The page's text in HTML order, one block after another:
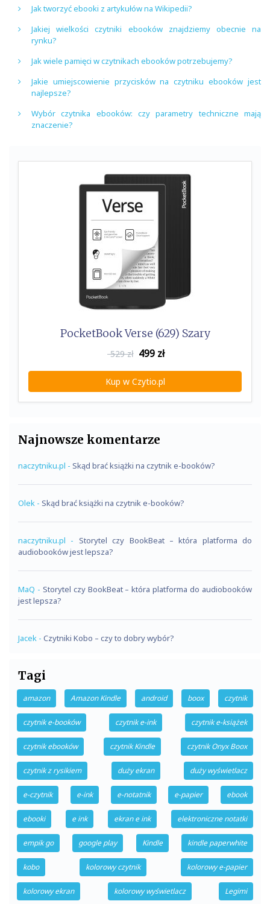
Jak tworzyć ebooki z artykułów na Wikipedii?
Jakiej wielkości czytniki ebooków znajdziemy obecnie na
rynku?
Jak wiele pamięci w czytnikach ebooków potrzebujemy?
Jakie umiejscowienie przycisków na czytniku ebooków jest
najlepsze?
Wybór czytnika ebooków: czy parametry techniczne mają
znaczenie?
PocketBook Verse (629) Szary
529 zł 499 zł
Kup w Czytio.pl
Najnowsze komentarze
naczytniku.pl - Skąd brać książki na czytnik e-booków?
Olek - Skąd brać książki na czytnik e-booków?
naczytniku.pl - Storytel czy BookBeat – która platforma do
audiobooków jest lepsza?
MaQ - Storytel czy BookBeat – która platforma do audiobooków
jest lepsza?
Jacek - Czytniki Kobo – czy to dobry wybór?
Tagi
amazon Amazon Kindle android boox czytnik
czytnik e-booków czytnik e-ink czytnik e-książek
czytnik ebooków czytnik Kindle czytnik Onyx Boox
czytnik z rysikiem duży ekran duży wyświetlacz
e-czytnik e-ink e-notatnik e-papier ebook
ebooki e ink ekran e ink elektroniczne notatki
empik go google play Kindle kindle paperwhite
kobo kolorowy czytnik kolorowy e-papier
kolorowy ekran kolorowy wyświetlacz Legimi